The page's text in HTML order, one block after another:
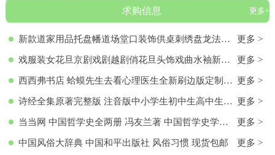
求购信息 更多+
新款道家用品托盘幡道场堂口装饰供桌刺绣盘龙法器香盘幡全套 更多 >
戏服装女花旦京剧戏剧越剧俏花旦头饰戏曲水袖新款黄梅戏服演出服 更多 >
西西弗书店 蛤蟆先生去看心理医生全新刷边版定制书特装书收藏书蛤蟆先生去看心理医生(纪念版) 白边版本 心理学入门 零基础心理学 更多 >
诗经全集原著完整版 注音版中小学生初中生高中生成人无删减305首诗经楚辞详解版拼音注析 中华藏书局译注解析鉴赏古诗词诠译书 更多 >
当当网 中国哲学史全两册 冯友兰著 中国哲学史学科的奠基之作 附录《中国哲学小史》 冯友兰之女宗璞首肯 正版书籍 更多 >
中国风俗大辞典 中国和平出版社 风俗习惯 现货包邮 更多 >